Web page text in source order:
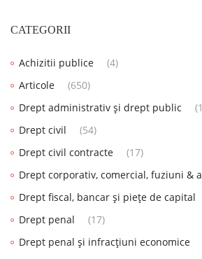
CATEGORII
Achizitii publice
(4)
Articole
(650)
Drept administrativ și drept public
Drept civil
(54)
Drept civil contracte
(17)
Drept corporativ, comercial, fuziuni &
Drept fiscal, bancar și piețe de capital
Drept penal
(17)
Drept penal și infracțiuni economice